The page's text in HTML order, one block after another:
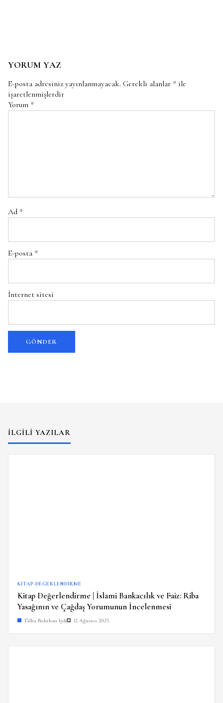
YORUM YAZ
E-posta adresiniz yayınlanmayacak. Gerekli alanlar * ile
işaretlenmişlerdir
Yorum *
Ad *
E-posta *
İnternet sitesi
İLGILI YAZILAR
KITAP-DEĞERLENDIRME
Kitap Değerlendirme | İslami Bankacılık ve Faiz: Riba
Yasağının ve Çağdaş Yorumunun İncelenmesi
Talha Bedirhan Işık 12 Ağustos 2025